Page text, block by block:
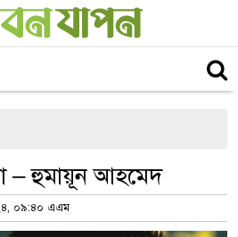
– হুমায়ূন আহমেদ
০৯:৪০ এএম